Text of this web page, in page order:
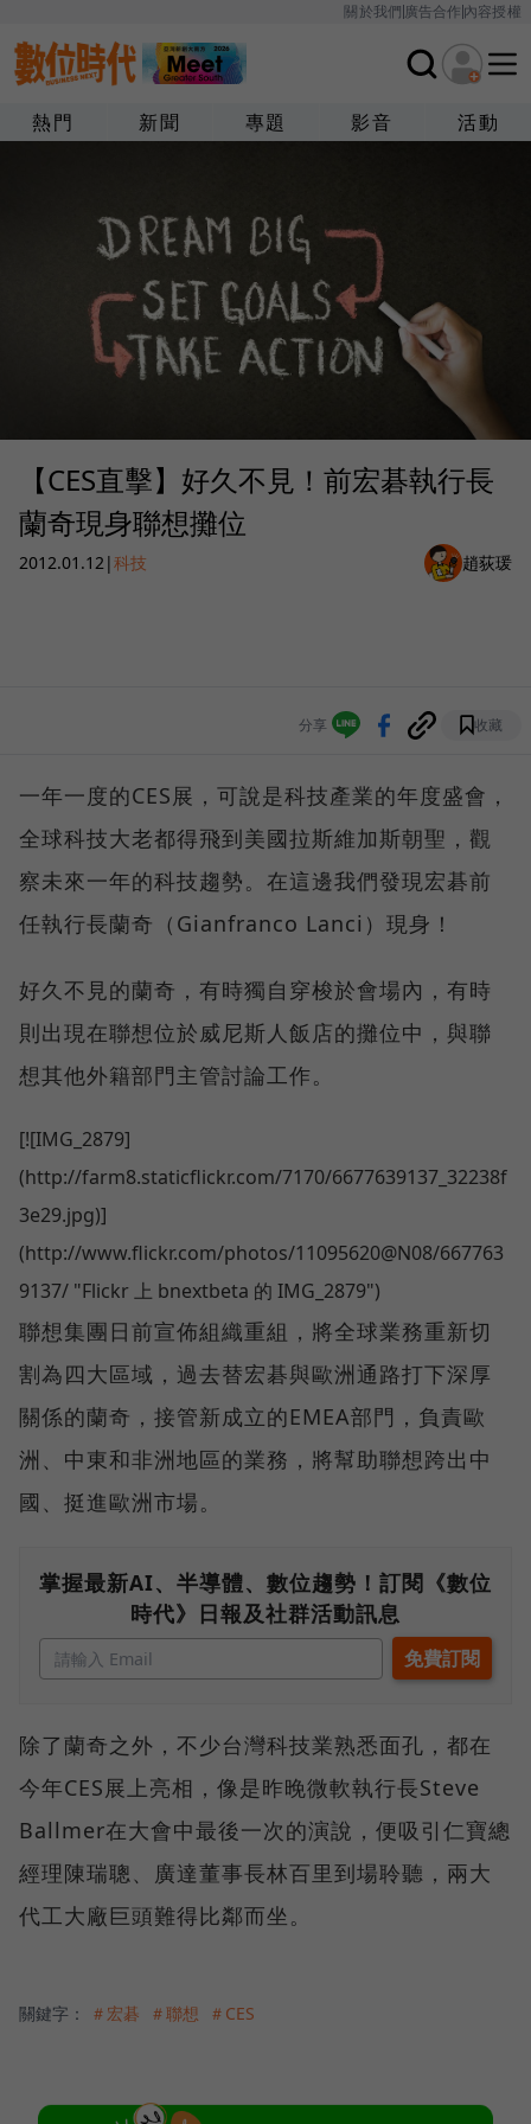
關於我們廣告合作內容授權
熱門 新聞 專題 影音 活動
【CES直擊】好久不見！前宏碁執行長
蘭奇現身聯想攤位
2012.01.12|科技 趙荻瑗
分享 收藏
一年一度的CES展，可說是科技產業的年度盛會，
全球科技大老都得飛到美國拉斯維加斯朝聖，觀
察未來一年的科技趨勢。在這邊我們發現宏碁前
任執行長蘭奇（Gianfranco Lanci）現身！
好久不見的蘭奇，有時獨自穿梭於會場內，有時
則出現在聯想位於威尼斯人飯店的攤位中，與聯
想其他外籍部門主管討論工作。
[![IMG_2879]
(http://farm8.staticflickr.com/7170/6677639137_32238f
3e29.jpg)]
(http://www.flickr.com/photos/11095620@N08/667763
9137/ "Flickr 上 bnextbeta 的 IMG_2879")
聯想集團日前宣佈組織重組，將全球業務重新切
割為四大區域，過去替宏碁與歐洲通路打下深厚
關係的蘭奇，接管新成立的EMEA部門，負責歐
洲、中東和非洲地區的業務，將幫助聯想跨出中
國、挺進歐洲市場。
掌握最新AI、半導體、數位趨勢！訂閱《數位
時代》日報及社群活動訊息
除了蘭奇之外，不少台灣科技業熟悉面孔，都在
今年CES展上亮相，像是昨晚微軟執行長Steve
Ballmer在大會中最後一次的演說，便吸引仁寶總
經理陳瑞聰、廣達董事長林百里到場聆聽，兩大
代工大廠巨頭難得比鄰而坐。
關鍵字： ＃宏碁 ＃聯想 ＃CES